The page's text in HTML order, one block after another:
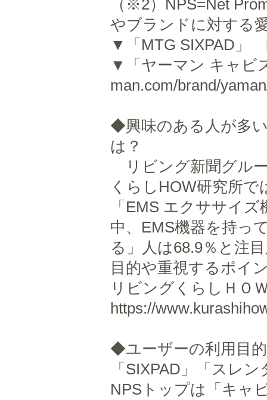
（※2）NPS=Net
やブランドに対する
▼「MTG SIXPAD」
▼「ヤーマン キャビ
man.com/brand/
◆興味のある人が多
は？
リビング新聞グル
くらしHOW研究所
「EMS エクササイ
中、EMS機器を持っ
る」人は68.9％と注
目的や重視するポ
リビングくらしＨＯ
https://
◆ユーザーの利用目
「SIXPAD」「スレ
NPSトップは「キャ